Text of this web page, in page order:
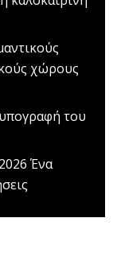
χώρους
του
Ένα